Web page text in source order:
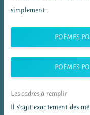
simplement.
POÈMES
POÈMES
Les cadres à remplir
Il s’agit exactement des